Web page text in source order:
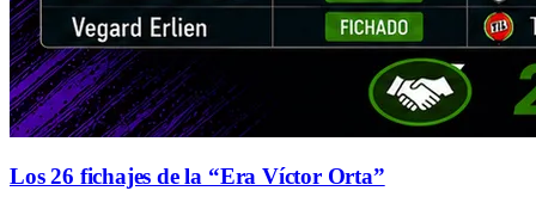
Los 26 fichajes de la “Era Víctor Orta”